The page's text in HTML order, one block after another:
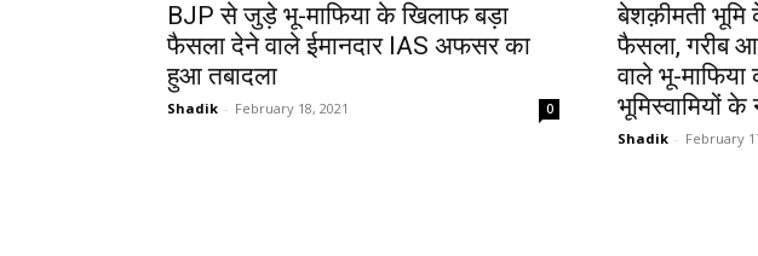
BJP से जुड़े भू-माफिया के खिलाफ बड़ा
फैसला देने वाले ईमानदार IAS अफसर का
हुआ तबादला
Shadik - February 18, 2021 0
बेशक़ीमती भूमि
फैसला, गरीब
वाले भू-
भूमिस्वामियों के
Shadik - February